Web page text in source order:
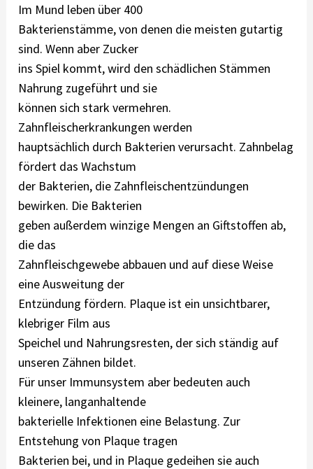
Im Mund leben über 400
Bakterienstämme, von denen die meisten gutartig
sind. Wenn aber Zucker
ins Spiel kommt, wird den schädlichen Stämmen
Nahrung zugeführt und sie
können sich stark vermehren.
Zahnfleischerkrankungen werden
hauptsächlich durch Bakterien verursacht. Zahnbelag
fördert das Wachstum
der Bakterien, die Zahnfleischentzündungen
bewirken. Die Bakterien
geben außerdem winzige Mengen an Giftstoffen ab,
die das
Zahnfleischgewebe abbauen und auf diese Weise
eine Ausweitung der
Entzündung fördern. Plaque ist ein unsichtbarer,
klebriger Film aus
Speichel und Nahrungsresten, der sich ständig auf
unseren Zähnen bildet.
Für unser Immunsystem aber bedeuten auch
kleinere, langanhaltende
bakterielle Infektionen eine Belastung. Zur
Entstehung von Plaque tragen
Bakterien bei, und in Plaque gedeihen sie auch